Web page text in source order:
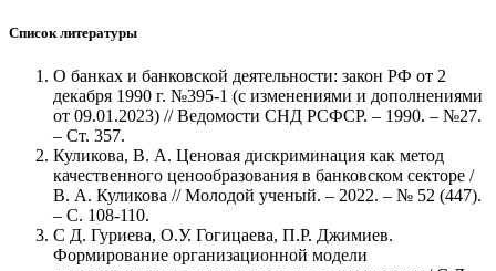
Список литературы
О банках и банковской деятельности: закон РФ от 2
декабря 1990 г. №395-1 (с изменениями и дополнениями
от 09.01.2023) // Ведомости СНД РСФСР. – 1990. – №27.
– Ст. 357.
Куликова, В. А. Ценовая дискриминация как метод
качественного ценообразования в банковском секторе /
В. А. Куликова // Молодой ученый. – 2022. – № 52 (447).
– С. 108-110.
С Д. Гуриева, О.У. Гогицаева, П.Р. Джимиев.
Формирование организационной модели